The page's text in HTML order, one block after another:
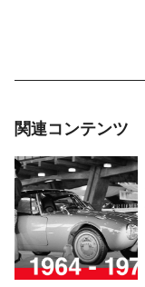
関連コンテンツ